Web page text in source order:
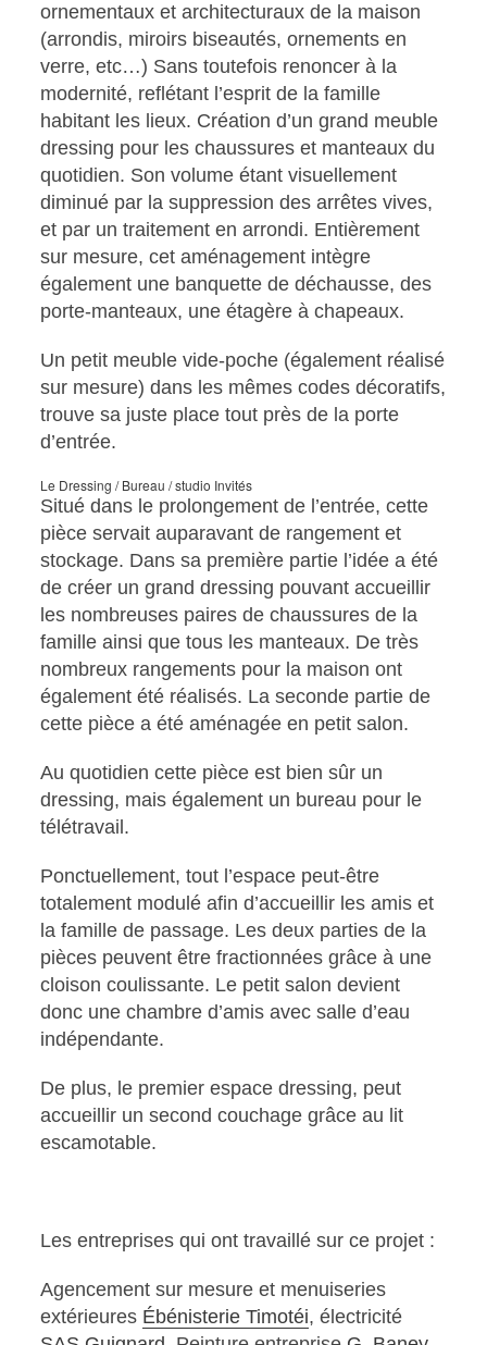
ornementaux et architecturaux de la maison
(arrondis, miroirs biseautés, ornements en
verre, etc…) Sans toutefois renoncer à la
modernité, reflétant l’esprit de la famille
habitant les lieux. Création d’un grand meuble
dressing pour les chaussures et manteaux du
quotidien. Son volume étant visuellement
diminué par la suppression des arrêtes vives,
et par un traitement en arrondi. Entièrement
sur mesure, cet aménagement intègre
également une banquette de déchausse, des
porte-manteaux, une étagère à chapeaux.
Un petit meuble vide-poche (également réalisé
sur mesure) dans les mêmes codes décoratifs,
trouve sa juste place tout près de la porte
d’entrée.
Le Dressing / Bureau / studio Invités
Situé dans le prolongement de l’entrée, cette
pièce servait auparavant de rangement et
stockage. Dans sa première partie l’idée a été
de créer un grand dressing pouvant accueillir
les nombreuses paires de chaussures de la
famille ainsi que tous les manteaux. De très
nombreux rangements pour la maison ont
également été réalisés. La seconde partie de
cette pièce a été aménagée en petit salon.
Au quotidien cette pièce est bien sûr un
dressing, mais également un bureau pour le
télétravail.
Ponctuellement, tout l’espace peut-être
totalement modulé afin d’accueillir les amis et
la famille de passage. Les deux parties de la
pièces peuvent être fractionnées grâce à une
cloison coulissante. Le petit salon devient
donc une chambre d’amis avec salle d’eau
indépendante.
De plus, le premier espace dressing, peut
accueillir un second couchage grâce au lit
escamotable.
Les entreprises qui ont travaillé sur ce projet :
Agencement sur mesure et menuiseries
extérieures Ébénisterie Timotéi, électricité